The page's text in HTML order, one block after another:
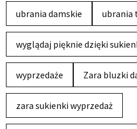
ubrania damskie ubrania
wyglądaj pięknie dzięki
wyprzedaże Zara bluzki
zara sukienki wyprzedaż